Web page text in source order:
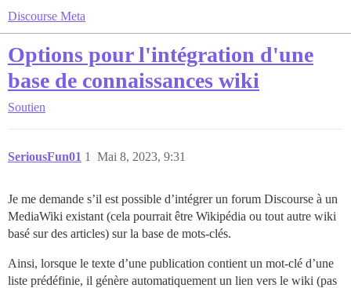
Discourse Meta
Options pour l'intégration d'une
base de connaissances wiki
Soutien
SeriousFun01 Mai 8, 2023, 9:31
1
Je me demande s’il est possible d’intégrer un forum Discourse à un
MediaWiki existant (cela pourrait être Wikipédia ou tout autre wiki
basé sur des articles) sur la base de mots-clés.
Ainsi, lorsque le texte d’une publication contient un mot-clé d’une
liste prédéfinie, il génère automatiquement un lien vers le wiki (pas